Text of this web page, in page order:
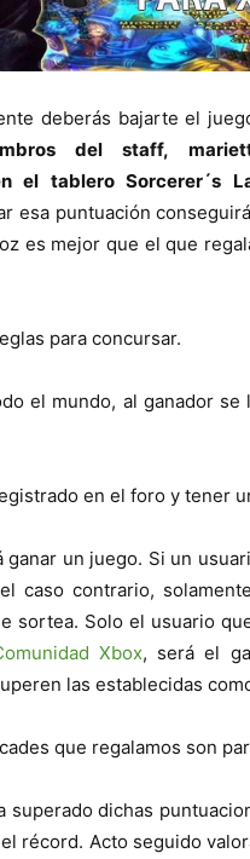
deberás bajarte el
del staff,
el tablero Sorcerer´s
esa puntuación
es mejor que el que
para concursar.
el mundo, al ganador
en el foro y tener
un juego. Si un
caso contrario,
sortea. Solo el usuario
Xbox, será el
las establecidas
que regalamos son
superado dichas
récord. Acto seguido